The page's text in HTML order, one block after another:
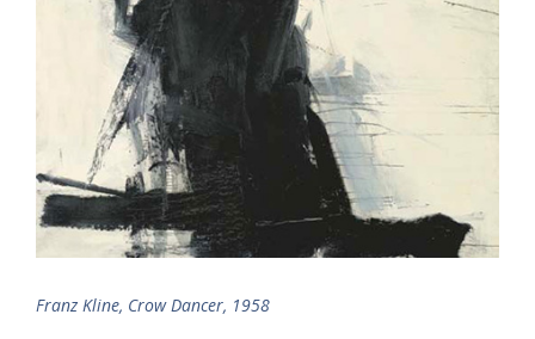
Franz Kline, Crow Dancer, 1958